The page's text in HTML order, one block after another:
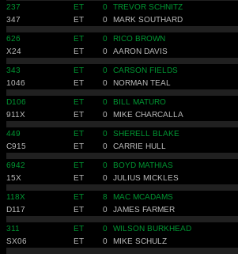
237 ET 0 TREVOR SCHNITZ
347
ET 0 MARK SOUTHARD
626 ET 0 RICO BROWN
X24
ET 0 AARON DAVIS
343 ET 0 CARSON FIELDS
1046
ET 0 NORMAN TEAL
D106 ET 0 BILL MATURO
911X
ET 0 MIKE CHARCALLA
449 ET 0 SHERELL BLAKE
C915
ET 0 CARRIE HULL
6942 ET 0 BOYD MATHIAS
15X
ET 0 JULIUS MICKLES
118X ET 8 MAC MCADAMS
D117
ET 0 JAMES FARMER
311 ET 0 WILSON BURKHEAD
SX06
ET 0 MIKE SCHULZ